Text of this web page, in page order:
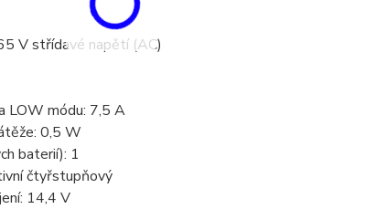
V střídavé napětí (AC)
LOW módu: 7,5 A
0,5 W
baterií): 1
čtyřstupňový
14,4 V